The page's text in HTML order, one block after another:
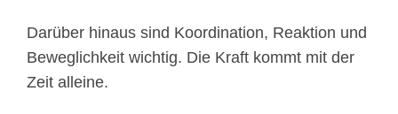
Darüber hinaus sind Koordination, Reaktion und
Beweglichkeit wichtig. Die Kraft kommt mit der
Zeit alleine.